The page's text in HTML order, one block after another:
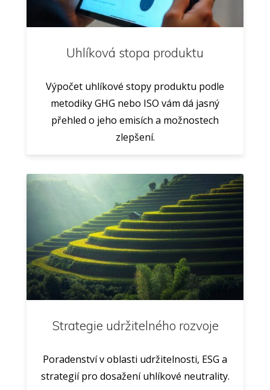
Uhlíková stopa produktu
Výpočet uhlíkové stopy produktu podle
metodiky GHG nebo ISO vám dá jasný
přehled o jeho emisích a možnostech
zlepšení.
Strategie udržitelného rozvoje
Poradenství v oblasti udržitelnosti, ESG a
strategií pro dosažení uhlíkové neutrality.